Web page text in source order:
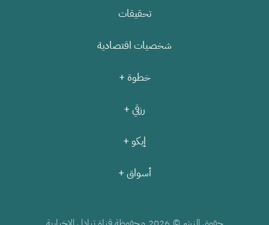
تحقيقات
شخصيات اقتصادية
خطوة +
رزقي +
إيكو +
أسواق +